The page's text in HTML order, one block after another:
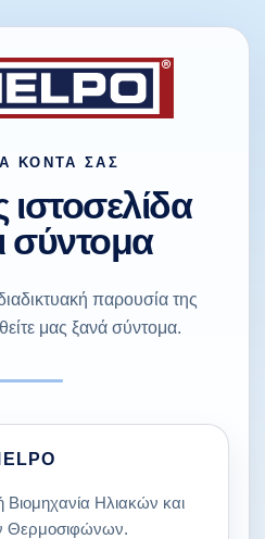
ΚΟΝΤΆ ΣΑΣ
σύντομα
παρουσία της
μας ξανά σύντομα.
Ηλιακών και
Θερμοσιφώνων.